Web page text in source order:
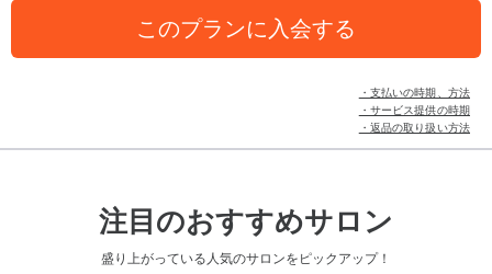
このプランに入会する
・支払いの時期、方法
・サービス提供の時期
・返品の取り扱い方法
注目のおすすめサロン
盛り上がっている人気のサロンをピックアップ！